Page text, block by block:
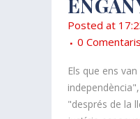
Posted at
0 Comentaris
Els que ens
"després de la